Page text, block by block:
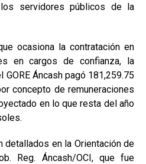
servidores públicos de la
ocasiona la contratación en
en cargos de confianza, la
Áncash pagó 181,259.75
concepto de remuneraciones
en lo que resta del año
detallados en la Orientación de
Reg. Áncash/OCI, que fue